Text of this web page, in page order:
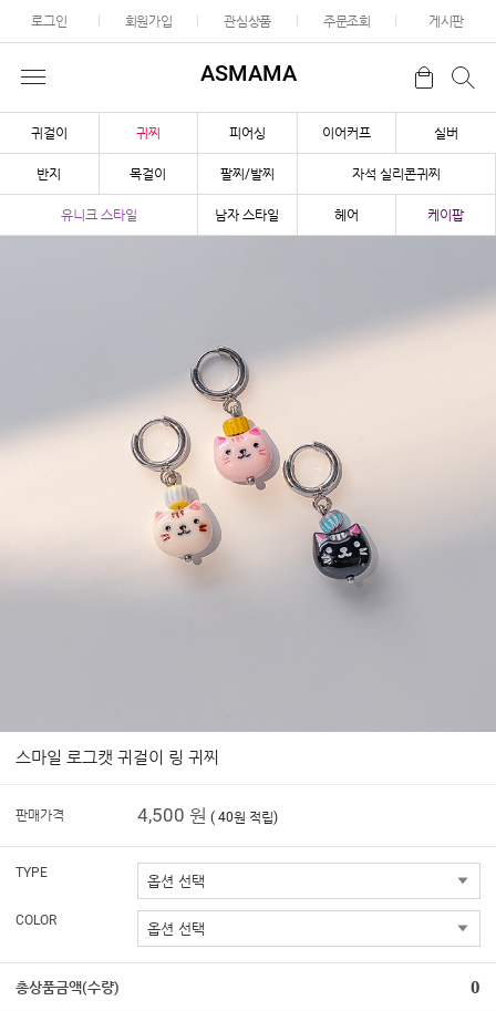
로그인 회원가입 관심상품 주문조회 게시판
ASMAMA
귀걸이 귀찌 피어싱 이어커프 실버
반지 목걸이 팔찌/발찌 자석 실리콘귀찌
유니크 스타일 남자 스타일 헤어 케이팝
스마일 로그캣 귀걸이 링 귀찌
판매가격 4,500 원 ( 40원 적립)
TYPE
COLOR
총상품금액(수량) 0